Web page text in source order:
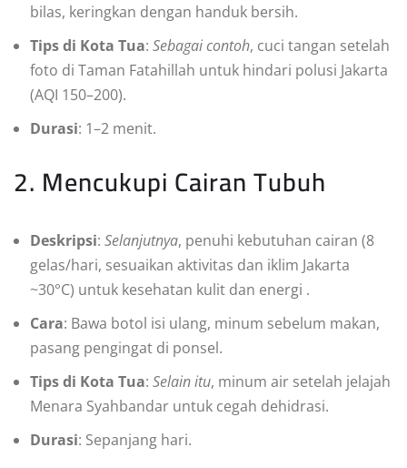
bilas, keringkan dengan handuk bersih.
Tips di Kota Tua: Sebagai contoh, cuci tangan setelah
foto di Taman Fatahillah untuk hindari polusi Jakarta
(AQI 150–200).
Durasi: 1–2 menit.
2. Mencukupi Cairan Tubuh
Deskripsi: Selanjutnya, penuhi kebutuhan cairan (8
gelas/hari, sesuaikan aktivitas dan iklim Jakarta
~30°C) untuk kesehatan kulit dan energi .
Cara: Bawa botol isi ulang, minum sebelum makan,
pasang pengingat di ponsel.
Tips di Kota Tua: Selain itu, minum air setelah jelajah
Menara Syahbandar untuk cegah dehidrasi.
Durasi: Sepanjang hari.